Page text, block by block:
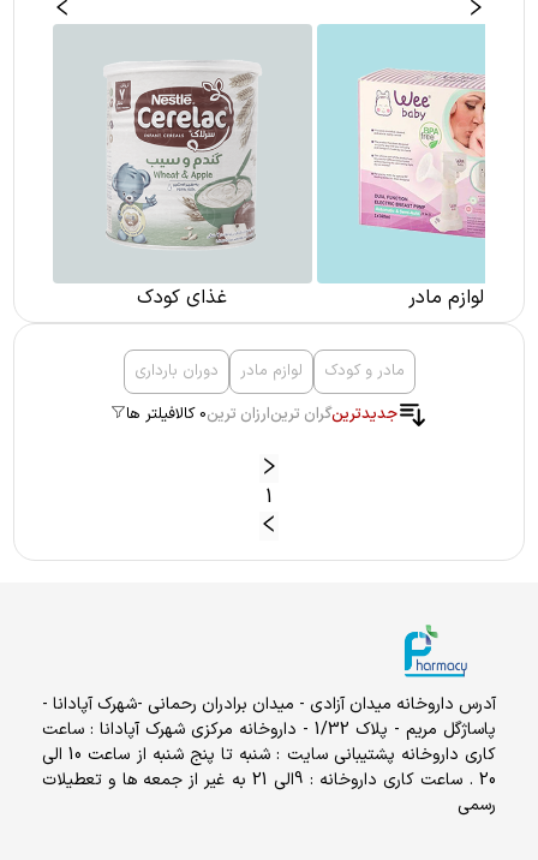
لوازم مادر غذای کودک
مادر و کودک لوازم مادر
دوران بارداری
جدیدترینگران ترینارزان ترین0 کالا فیلتر ها
1
آدرس داروخانه میدان آزادی - میدان برادران رحمانی -شهرک آپادانا -
پاساژگل مریم - پلاک 1/32 - داروخانه مرکزی شهرک آپادانا : ساعت
کاری داروخانه پشتیبانی سایت : شنبه تا پنج شنبه از ساعت 10 الی
20 . ساعت کاری داروخانه : 9الی 21 به غیر از جمعه ها و تعطیلات
رسمی